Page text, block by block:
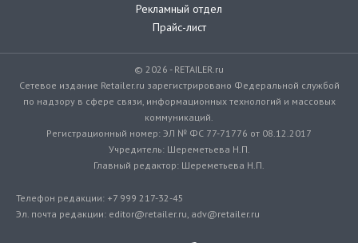
Рекламный отдел
Прайс-лист
© 2026 - RETAILER.ru
Сетевое издание Retailer.ru зарегистрировано Федеральной службой
по надзору в сфере связи, информационных технологий и массовых
коммуникаций.
Регистрационный номер: ЭЛ № ФС 77-71776 от 08.12.2017
Учредитель: Шереметьева Н.П.
Главный редактор: Шереметьева Н.П.
Телефон редакции: +7 999 217-32-45
Эл. почта редакции: editor@retailer.ru, adv@retailer.ru